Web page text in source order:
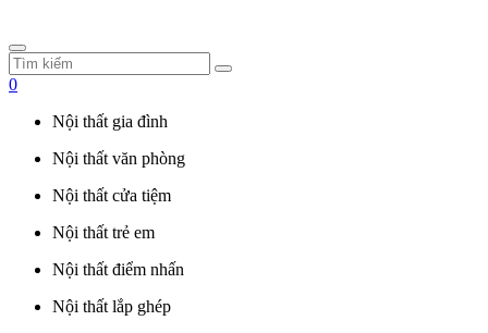
0
Nội thất gia đình
Nội thất văn phòng
Nội thất cửa tiệm
Nội thất trẻ em
Nội thất điểm nhấn
Nội thất lắp ghép